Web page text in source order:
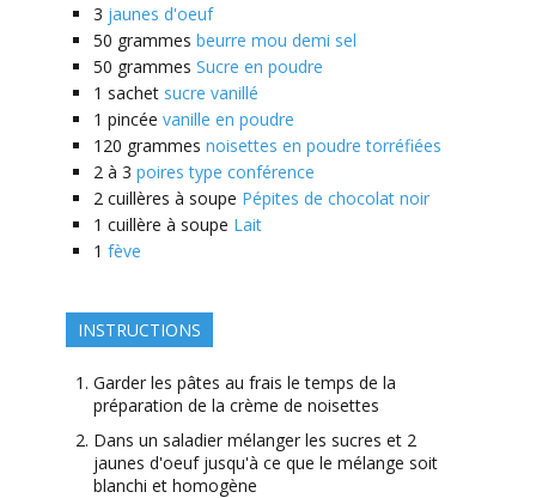
3 jaunes d'oeuf
50 grammes beurre mou demi sel
50 grammes Sucre en poudre
1 sachet sucre vanillé
1 pincée vanille en poudre
120 grammes noisettes en poudre torréfiées
2 à 3 poires type conférence
2 cuillères à soupe Pépites de chocolat noir
1 cuillère à soupe Lait
1 fève
INSTRUCTIONS
Garder les pâtes au frais le temps de la
préparation de la crème de noisettes
Dans un saladier mélanger les sucres et 2
jaunes d'oeuf jusqu'à ce que le mélange soit
blanchi et homogène